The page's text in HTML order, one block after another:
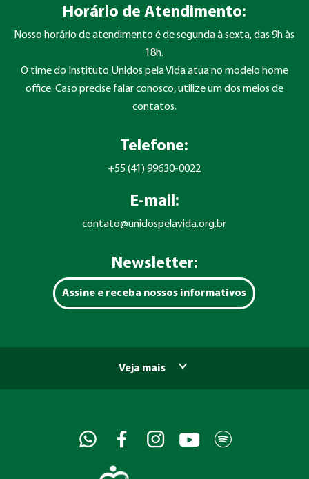
Horário de Atendimento:
Nosso horário de atendimento é de segunda à sexta, das 9h às
18h.
O time do Instituto Unidos pela Vida atua no modelo home
office. Caso precise falar conosco, utilize um dos meios de
contatos.
Telefone:
+55 (41) 99630-0022
E-mail:
contato@unidospelavida.org.br
Newsletter:
Assine e receba nossos informativos
Veja mais